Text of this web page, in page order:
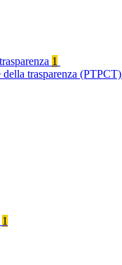
1
trasparenza (PTPCT)
1